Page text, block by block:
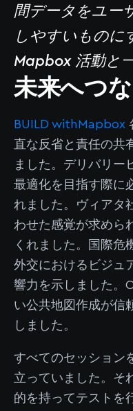
間データをユー
しやすいものに
Mapbox 活動と
未来へつ
BUILD withMapbox
直な反省と責任の共
ました。デリバリー
最適化を目指す際に
れました。ヴィアタ
わせた感覚が求めら
くれました。国際危
外交におけるビジュ
響力を示しました。
い公共地図作成が信
しました。
すべてのセッション
立っていました。そ
的を持ってテストを